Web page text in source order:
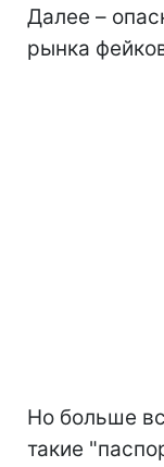
Далее –
рынка
Но больше
такие